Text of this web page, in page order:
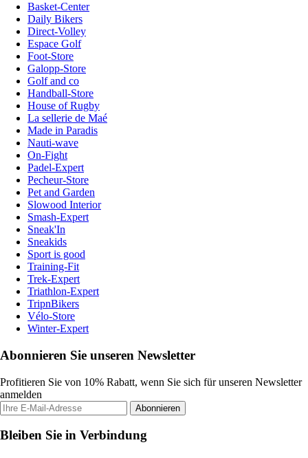
Basket-Center
Daily Bikers
Direct-Volley
Espace Golf
Foot-Store
Galopp-Store
Golf and co
Handball-Store
House of Rugby
La sellerie de Maé
Made in Paradis
Nauti-wave
On-Fight
Padel-Expert
Pecheur-Store
Pet and Garden
Slowood Interior
Smash-Expert
Sneak'In
Sneakids
Sport is good
Training-Fit
Trek-Expert
Triathlon-Expert
TripnBikers
Vélo-Store
Winter-Expert
Abonnieren Sie unseren Newsletter
Profitieren Sie von 10% Rabatt, wenn Sie sich für unseren Newsletter
anmelden
Abonnieren
Bleiben Sie in Verbindung